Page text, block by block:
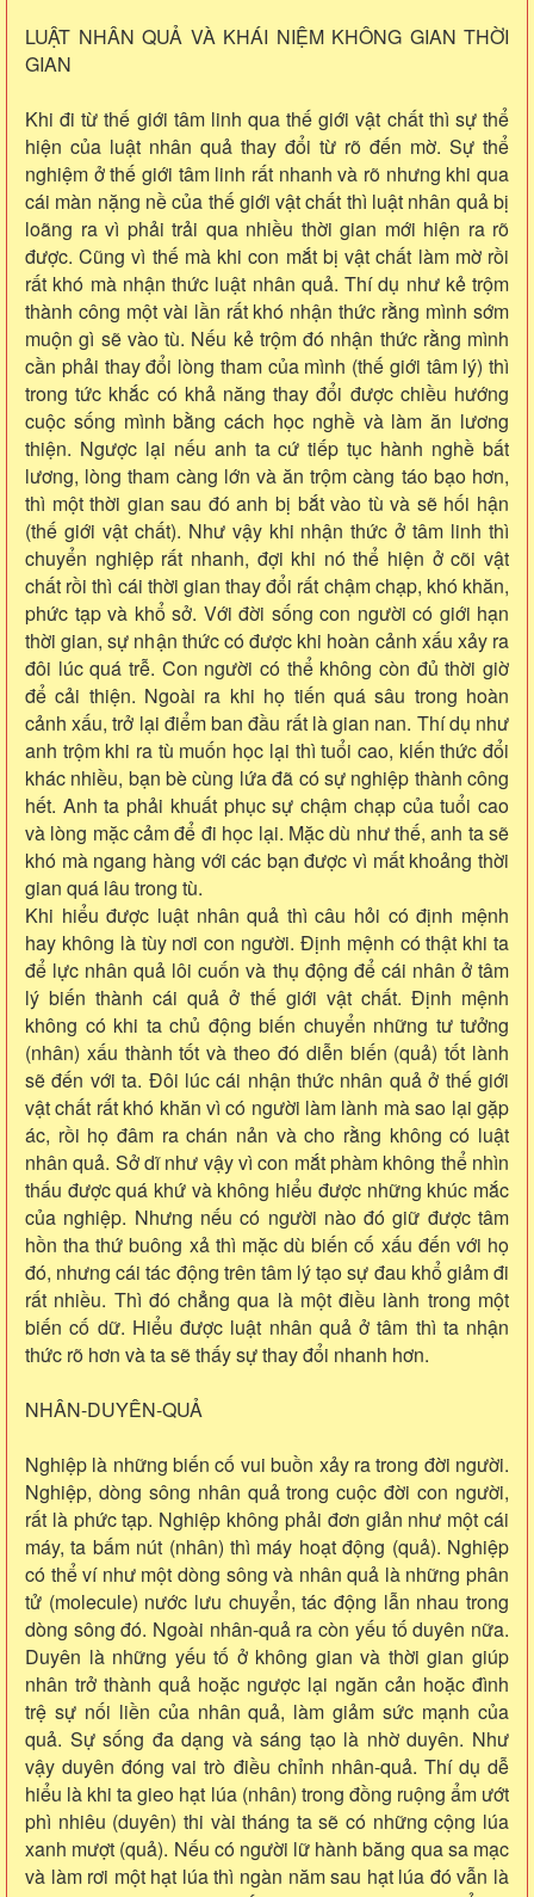
LUẬT NHÂN QUẢ VÀ KHÁI NIỆM KHÔNG GIAN THỜI
GIAN
Khi đi từ thế giới tâm linh qua thế giới vật chất thì sự thể
hiện của luật nhân quả thay đổi từ rõ đến mờ. Sự thể
nghiệm ở thế giới tâm linh rất nhanh và rõ nhưng khi qua
cái màn nặng nề của thế giới vật chất thì luật nhân quả bị
loãng ra vì phải trải qua nhiều thời gian mới hiện ra rõ
được. Cũng vì thế mà khi con mắt bị vật chất làm mờ rồi
rất khó mà nhận thức luật nhân quả. Thí dụ như kẻ trộm
thành công một vài lần rất khó nhận thức rằng mình sớm
muộn gì sẽ vào tù. Nếu kẻ trộm đó nhận thức rằng mình
cần phải thay đổi lòng tham của mình (thế giới tâm lý) thì
trong tức khắc có khả năng thay đổi được chiều hướng
cuộc sống mình bằng cách học nghề và làm ăn lương
thiện. Ngược lại nếu anh ta cứ tiếp tục hành nghề bất
lương, lòng tham càng lớn và ăn trộm càng táo bạo hơn,
thì một thời gian sau đó anh bị bắt vào tù và sẽ hối hận
(thế giới vật chất). Như vậy khi nhận thức ở tâm linh thì
chuyển nghiệp rất nhanh, đợi khi nó thể hiện ở cõi vật
chất rồi thì cái thời gian thay đổi rất chậm chạp, khó khăn,
phức tạp và khổ sở. Với đời sống con người có giới hạn
thời gian, sự nhận thức có được khi hoàn cảnh xấu xảy ra
đôi lúc quá trễ. Con người có thể không còn đủ thời giờ
để cải thiện. Ngoài ra khi họ tiến quá sâu trong hoàn
cảnh xấu, trở lại điểm ban đầu rất là gian nan. Thí dụ như
anh trộm khi ra tù muốn học lại thì tuổi cao, kiến thức đổi
khác nhiều, bạn bè cùng lứa đã có sự nghiệp thành công
hết. Anh ta phải khuất phục sự chậm chạp của tuổi cao
và lòng mặc cảm để đi học lại. Mặc dù như thế, anh ta sẽ
khó mà ngang hàng với các bạn được vì mất khoảng thời
gian quá lâu trong tù.
Khi hiểu được luật nhân quả thì câu hỏi có định mệnh
hay không là tùy nơi con người. Định mệnh có thật khi ta
để lực nhân quả lôi cuốn và thụ động để cái nhân ở tâm
lý biến thành cái quả ở thế giới vật chất. Định mệnh
không có khi ta chủ động biến chuyển những tư tưởng
(nhân) xấu thành tốt và theo đó diễn biến (quả) tốt lành
sẽ đến với ta. Đôi lúc cái nhận thức nhân quả ở thế giới
vật chất rất khó khăn vì có người làm lành mà sao lại gặp
ác, rồi họ đâm ra chán nản và cho rằng không có luật
nhân quả. Sở dĩ như vậy vì con mắt phàm không thể nhìn
thấu được quá khứ và không hiểu được những khúc mắc
của nghiệp. Nhưng nếu có người nào đó giữ được tâm
hồn tha thứ buông xả thì mặc dù biến cố xấu đến với họ
đó, nhưng cái tác động trên tâm lý tạo sự đau khổ giảm đi
rất nhiều. Thì đó chẳng qua là một điều lành trong một
biến cố dữ. Hiểu được luật nhân quả ở tâm thì ta nhận
thức rõ hơn và ta sẽ thấy sự thay đổi nhanh hơn.
NHÂN-DUYÊN-QUẢ
Nghiệp là những biến cố vui buồn xảy ra trong đời người.
Nghiệp, dòng sông nhân quả trong cuộc đời con người,
rất là phức tạp. Nghiệp không phải đơn giản như một cái
máy, ta bấm nút (nhân) thì máy hoạt động (quả). Nghiệp
có thể ví như một dòng sông và nhân quả là những phân
tử (molecule) nước lưu chuyển, tác động lẫn nhau trong
dòng sông đó. Ngoài nhân-quả ra còn yếu tố duyên nữa.
Duyên là những yếu tố ở không gian và thời gian giúp
nhân trở thành quả hoặc ngược lại ngăn cản hoặc đình
trệ sự nối liền của nhân quả, làm giảm sức mạnh của
quả. Sự sống đa dạng và sáng tạo là nhờ duyên. Như
vậy duyên đóng vai trò điều chỉnh nhân-quả. Thí dụ dễ
hiểu là khi ta gieo hạt lúa (nhân) trong đồng ruộng ẩm ướt
phì nhiêu (duyên) thi vài tháng ta sẽ có những cộng lúa
xanh mượt (quả). Nếu có người lữ hành băng qua sa mạc
và làm rơi một hạt lúa thì ngàn năm sau hạt lúa đó vẫn là